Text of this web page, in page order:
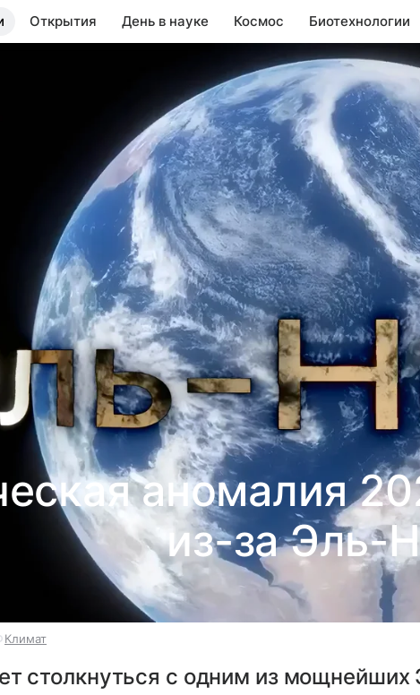
Открытия День в науке Космос Биотехнологии
аномалия
из-за Эль-
Климат
столкнуться с одним из мощнейших